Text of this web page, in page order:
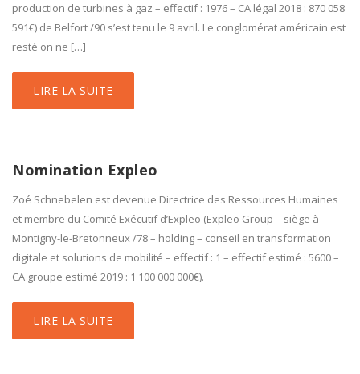
production de turbines à gaz – effectif : 1976 – CA légal 2018 : 870 058
591€) de Belfort /90 s’est tenu le 9 avril. Le conglomérat américain est
resté on ne […]
LIRE LA SUITE
Nomination Expleo
Zoé Schnebelen est devenue Directrice des Ressources Humaines
et membre du Comité Exécutif d’Expleo (Expleo Group – siège à
Montigny-le-Bretonneux /78 – holding – conseil en transformation
digitale et solutions de mobilité – effectif : 1 – effectif estimé : 5600 –
CA groupe estimé 2019 : 1 100 000 000€).
LIRE LA SUITE